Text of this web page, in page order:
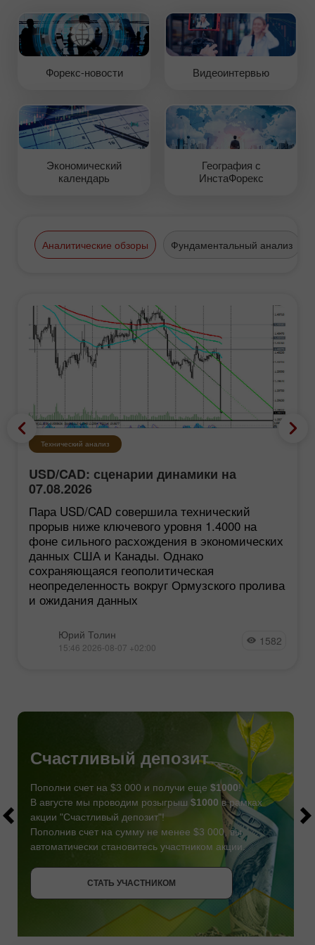
Форекс-новости Видеоинтервью
Экономический
календарь
География с
ИнстаФорекс
Аналитические обзоры Фундаментальный анализ
Технический анализ
USD/CAD: сценарии динамики на
07.08.2026
Пара USD/CAD совершила технический
прорыв ниже ключевого уровня 1.4000 на
фоне сильного расхождения в экономических
данных США и Канады. Однако
сохраняющаяся геополитическая
неопределенность вокруг Ормузского пролива
и ожидания данных
Юрий Толин
15:46 2026-08-07 +02:00 1582
СТАТЬ УЧАСТНИКОМ
Счастливый депозит
Пополни счет на $3 000 и получи еще $1000!
В августе мы проводим розыгрыш $1000 в рамках
акции "Счастливый депозит"!
Пополнив счет на сумму не менее $3 000, вы
автоматически становитесь участником акции.
СТАТЬ УЧАСТНИКОМ
ПОЛУЧИТЬ БОНУС